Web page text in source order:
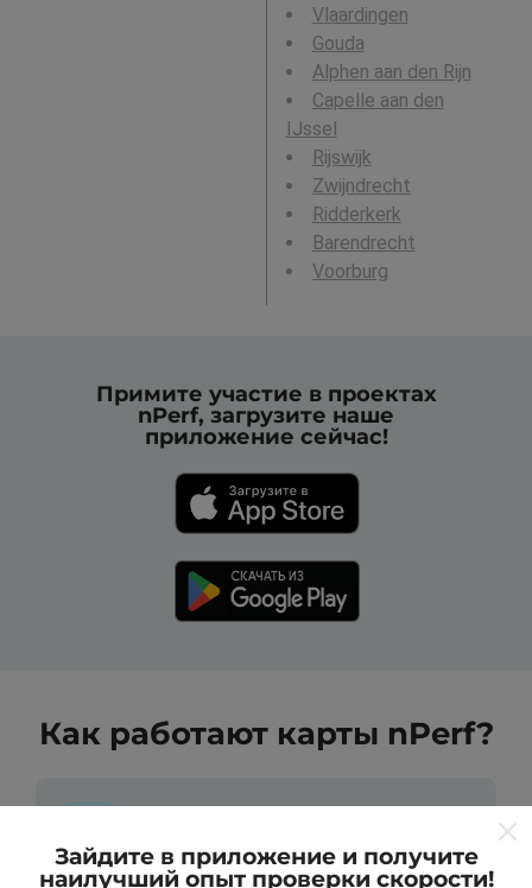
Vlaardingen
Gouda
Alphen aan den Rijn
Capelle aan den
IJssel
Rijswijk
Zwijndrecht
Ridderkerk
Barendrecht
Voorburg
Примите участие в проектах
nPerf, загрузите наше
приложение сейчас!
Как работают карты nPerf?
Зайдите в приложение и получите
наилучший опыт проверки скорости!